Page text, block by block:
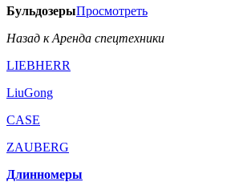
БульдозерыПросмотреть
Назад к Аренда спецтехники
LIEBHERR
LiuGong
CASE
ZAUBERG
Длинномеры